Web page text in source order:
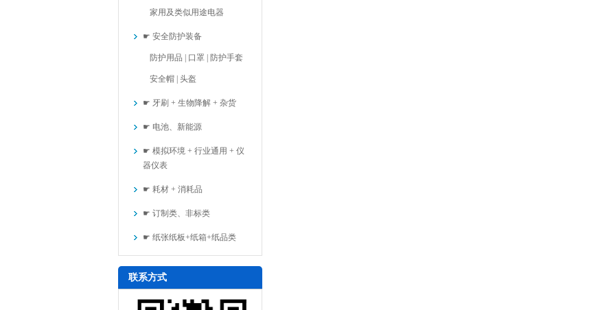
家用及类似用途电器
☛ 安全防护装备
防护用品 | 口罩 | 防护手套
安全帽 | 头盔
☛ 牙刷 + 生物降解 + 杂货
☛ 电池、新能源
☛ 模拟环境 + 行业通用 + 仪
器仪表
☛ 耗材 + 消耗品
☛ 订制类、非标类
☛ 纸张纸板+纸箱+纸品类
联系方式